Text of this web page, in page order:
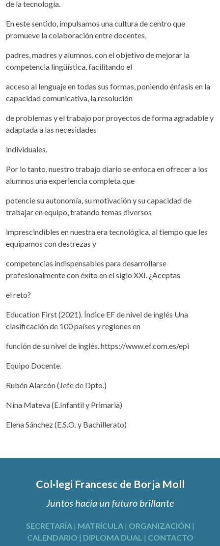
de la tecnología.
En este sentido, impulsamos una cultura de centro que
promueve la colaboración entre docentes,
padres, madres y alumnos, con el objetivo de mejorar la
competencia lingüística, facilitando el
acceso al lenguaje en todas sus formas, poniendo énfasis en la
capacidad comunicativa, la resolución
de problemas y el trabajo por proyectos de forma agradable y
adaptada a las necesidades
individuales.
Por lo tanto, nuestro trabajo diario se enfoca en ofrecer a los
alumnos una experiencia completa que
potencie su autonomía, su motivación y su capacidad de
trabajar en equipo, tratando temas diversos
imprescindibles en nuestra era tecnológica, al tiempo que les
equipamos con destrezas y
competencias indispensables para desarrollarse
profesionalmente con éxito en el siglo XXI. ¿Aceptas
el reto?
Education First (2021). Índice EF de nivel de inglés Una
clasificación de 100 países y regiones en
función de su nivel de inglés. https://www.ef.com.es/epi
Equipo Docente.
Rubén Alarcón (Jefe de Dpto.)
Nina Mateva (E.Infantil y Primaria)
Elena Sánchez (E.S.O. y Bachillerato)
Col·legi Francesc de Borja Moll
Juntos hacia un futuro brillante
SECRETARÍA| MATRÍCULA| ORGANIZACIÓN |
CALENDARIO | DIPLOMA DUAL | CONTACTO